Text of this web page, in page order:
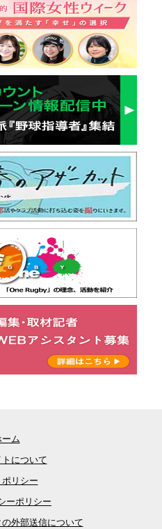
ーム
トについて
リシー
ーポリシー
外部送信について